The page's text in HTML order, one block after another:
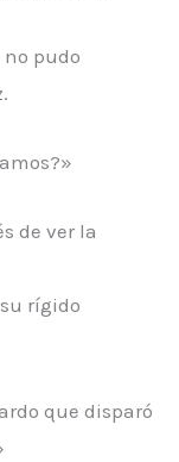
no pudo
de ver la
rígido
que disparó